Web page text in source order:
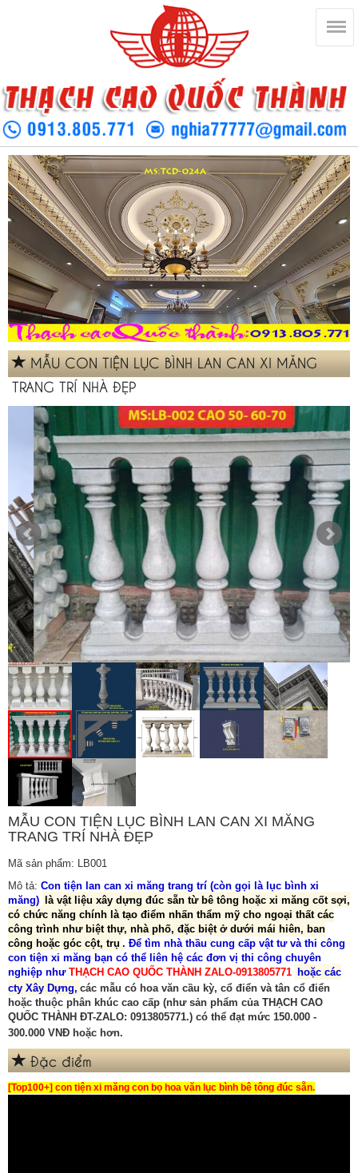
MẪU CON TIỆN LỤC BÌNH LAN CAN XI MĂNG
TRANG TRÍ NHÀ ĐẸP
MẪU CON TIỆN LỤC BÌNH LAN CAN XI MĂNG
TRANG TRÍ NHÀ ĐẸP
Mã sản phẩm: LB001
Mô tả: Con tiện lan can xi măng trang trí (còn gọi là lục bình xi
măng) là vật liệu xây dựng đúc sẵn từ bê tông hoặc xi măng cốt sợi,
có chức năng chính là tạo điểm nhấn thẩm mỹ cho ngoại thất các
công trình như biệt thự, nhà phố, đặc biệt ở dưới mái hiên, ban
công hoặc góc cột, trụ . Để tìm nhà thầu cung cấp vật tư và thi công
con tiện xi măng bạn có thể liên hệ các đơn vị thi công chuyên
nghiệp như THẠCH CAO QUỐC THÀNH ZALO-0913805771 hoặc các
cty Xây Dựng, các mẫu có hoa văn cầu kỳ, cổ điển và tân cổ điển
hoặc thuộc phân khúc cao cấp (như sản phẩm của THẠCH CAO
QUỐC THÀNH ĐT-ZALO: 0913805771.) có thể đạt mức 150.000 -
300.000 VNĐ hoặc hơn.
Đặc điểm
[Top100+] con tiện xi măng con bọ hoa văn lục bình bê tông đúc sẵn.